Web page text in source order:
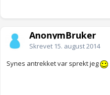
AnonymBruker
Skrevet 15. august 2014
Synes antrekket var sprekt jeg